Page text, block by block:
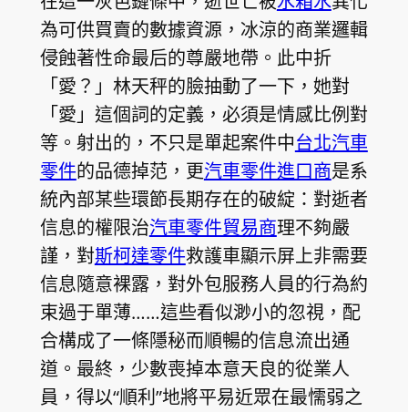
為可供買賣的數據資源，冰涼的商業邏輯
侵蝕著性命最后的尊嚴地帶。此中折
「愛？」林天秤的臉抽動了一下，她對
「愛」這個詞的定義，必須是情感比例對
等。射出的，不只是單起案件中台北汽車
零件的品德掉范，更汽車零件進口商是系
統內部某些環節長期存在的破綻：對逝者
信息的權限治汽車零件貿易商理不夠嚴
謹，對斯柯達零件救護車顯示屏上非需要
信息隨意裸露，對外包服務人員的行為約
束過于單薄……這些看似渺小的忽視，配
合構成了一條隱秘而順暢的信息流出通
道。最終，少數喪掉本意天良的從業人
員，得以“順利”地將平易近眾在最懦弱之